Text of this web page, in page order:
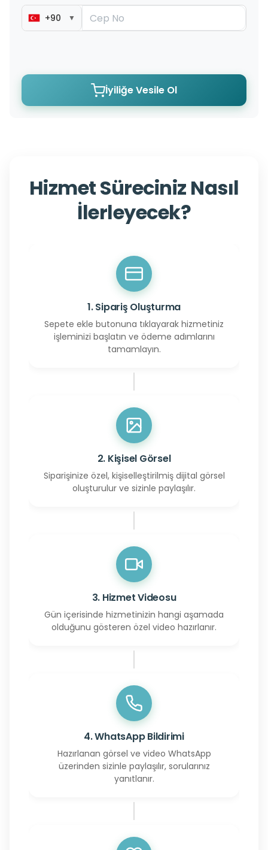
+90 ▼
İyiliğe Vesile Ol
Hizmet Süreciniz Nasıl
İlerleyecek?
1. Sipariş Oluşturma
Sepete ekle butonuna tıklayarak hizmetiniz
işleminizi başlatın ve ödeme adımlarını
tamamlayın.
2. Kişisel Görsel
Siparişinize özel, kişiselleştirilmiş dijital görsel
oluşturulur ve sizinle paylaşılır.
3. Hizmet Videosu
Gün içerisinde hizmetinizin hangi aşamada
olduğunu gösteren özel video hazırlanır.
4. WhatsApp Bildirimi
Hazırlanan görsel ve video WhatsApp
üzerinden sizinle paylaşılır, sorularınız
yanıtlanır.